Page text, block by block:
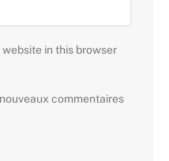
website in this browser
commentaires